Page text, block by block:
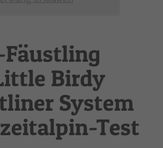
Birdy
System
Test